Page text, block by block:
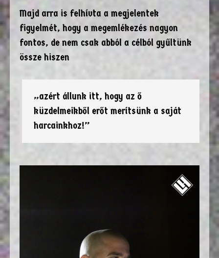
Majd arra is felhívta a megjelentek
figyelmét, hogy a megemlékezés nagyon
fontos, de nem csak abból a célból gyűltünk
össze hiszen
„azért állunk itt, hogy az ő
küzdelmeikből erőt merítsünk a saját
harcainkhoz!”